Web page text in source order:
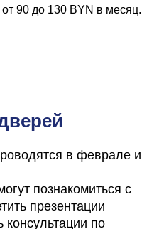
90 до 130 BYN в месяц.
в феврале и
познакомиться с
презентации
консультации по